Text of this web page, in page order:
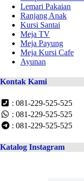
Lemari Pakaian
Ranjang Anak
Kursi Santai
Meja TV
Meja Payung
Meja Kursi Cafe
Ayunan
Kontak Kami
: 081-229-525-525
: 081-229-525-525
: 081-229-525-525
Katalog Instagram